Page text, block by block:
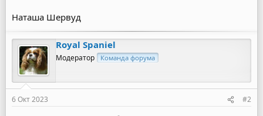
Наташа Шервуд
Royal Spaniel
Модератор Команда форума
6 Окт 2023 #2